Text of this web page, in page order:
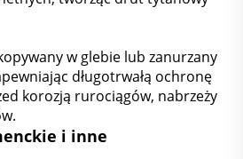
w glebie lub zanurzany
długotrwałą ochronę
korozją rurociągów, nabrzeży
i inne